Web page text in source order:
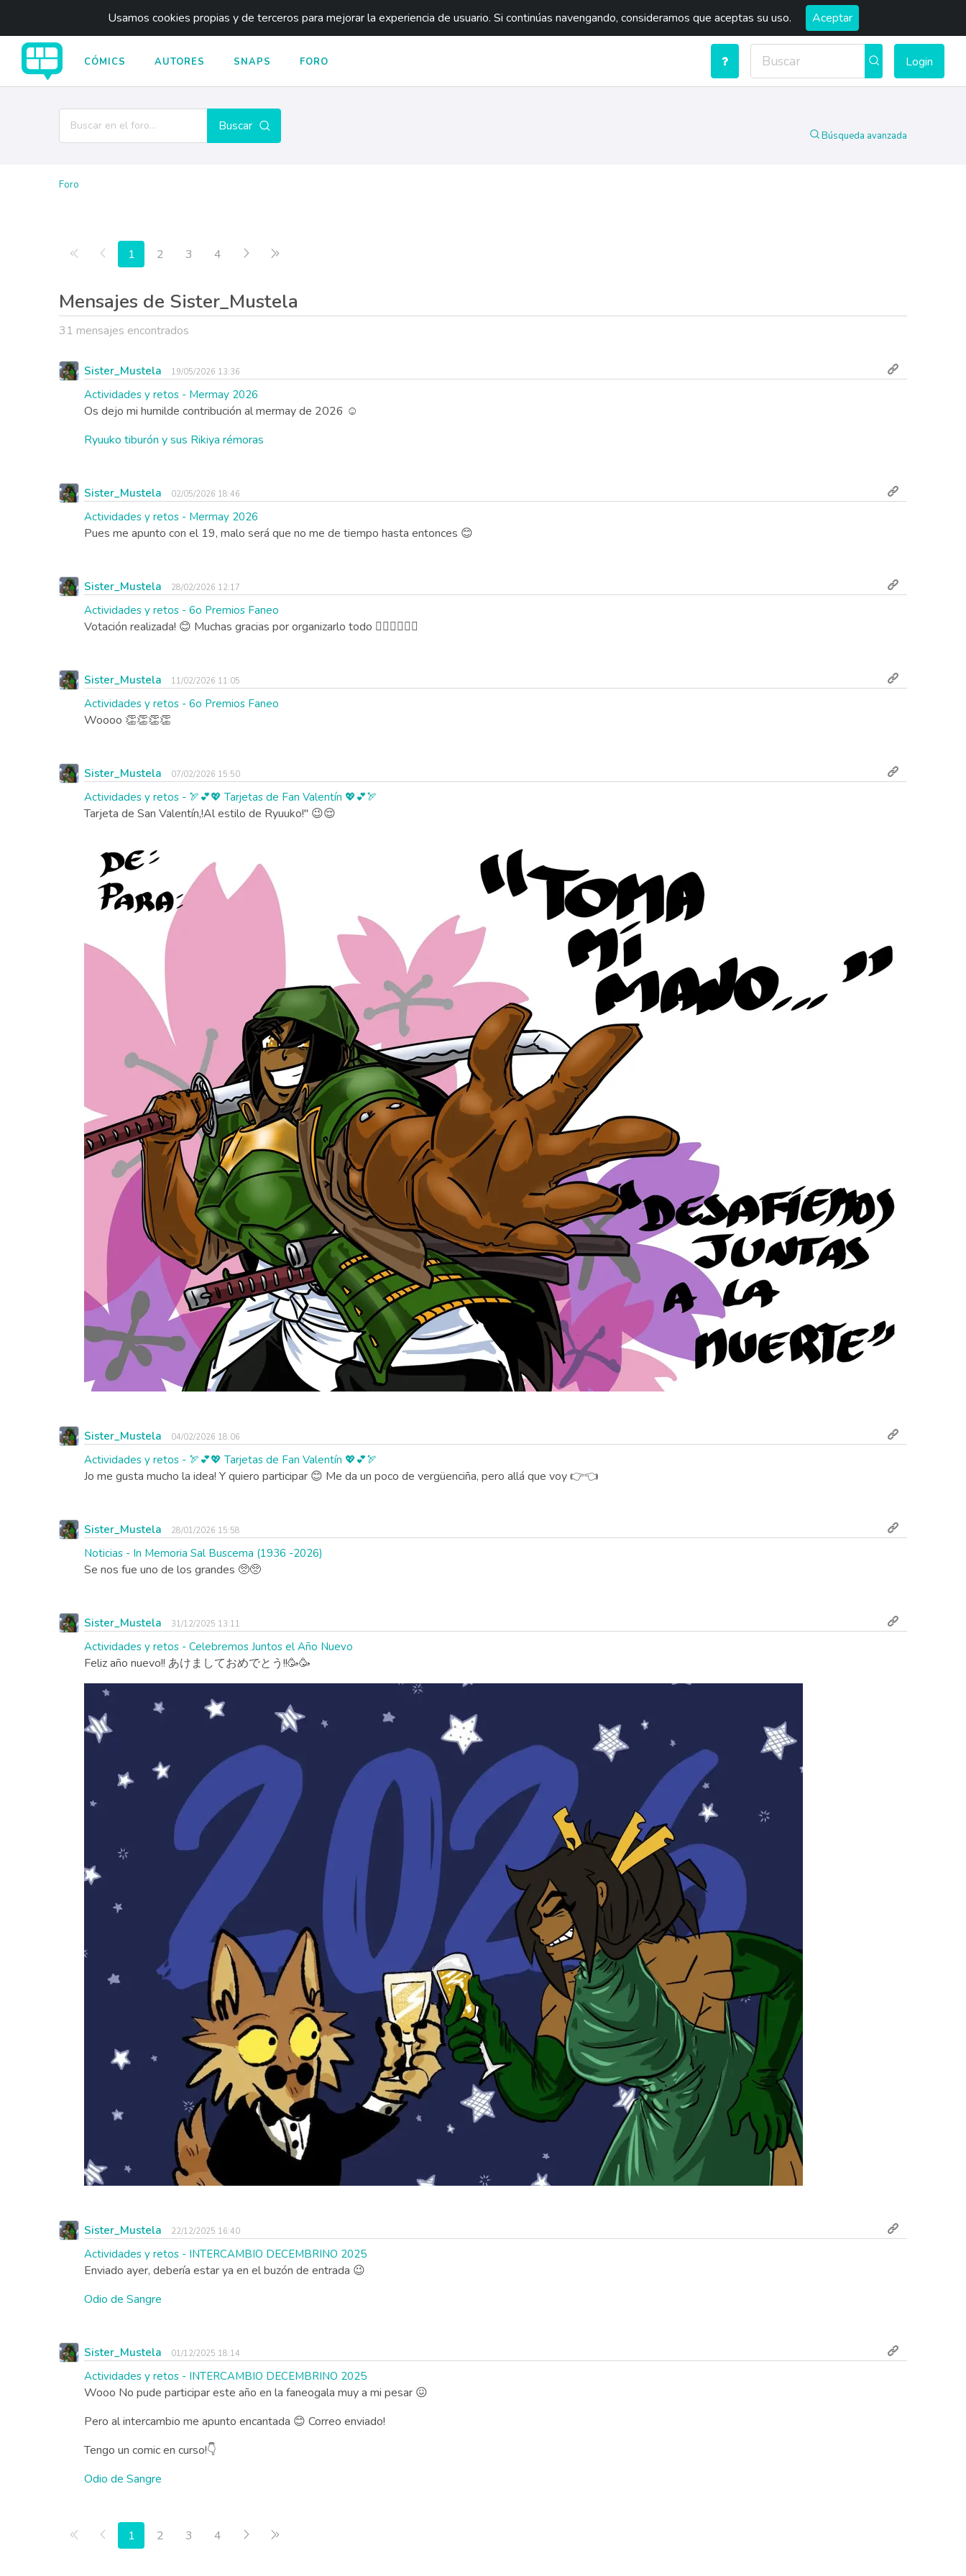
Usamos cookies propias y de terceros para mejorar la experiencia de usuario. Si continúas navengando, consideramos que aceptas su uso. Aceptar
CÓMICS AUTORES SNAPS FORO Login
Buscar
Búsqueda avanzada
Foro
Primera página
Anterior
1 2 3 4 Siguiente
Mensajes de Sister_Mustela
31 mensajes encontrados
Sister_Mustela 19/05/2026 13:36
Actividades y retos - Mermay 2026
Os dejo mi humilde contribución al mermay de 2026 ☺️
Ryuuko tiburón y sus Rikiya rémoras
Sister_Mustela 02/05/2026 18:46
Actividades y retos - Mermay 2026
Pues me apunto con el 19, malo será que no me de tiempo hasta entonces 😊
Sister_Mustela 28/02/2026 12:17
Actividades y retos - 6o Premios Faneo
Votación realizada! 😊 Muchas gracias por organizarlo todo 🙇🏻‍♀️🙇🏻‍♀️
Sister_Mustela 11/02/2026 11:05
Actividades y retos - 6o Premios Faneo
Woooo 👏👏👏👏
Sister_Mustela 07/02/2026 15:50
Actividades y retos - 🏹💕💖 Tarjetas de Fan Valentín 💖💕🏹
Tarjeta de San Valentín,!Al estilo de Ryuuko!" 😉😌
Sister_Mustela 04/02/2026 18:06
Actividades y retos - 🏹💕💖 Tarjetas de Fan Valentín 💖💕🏹
Jo me gusta mucho la idea! Y quiero participar 😊 Me da un poco de vergüenciña, pero allá que voy 👉👈
Sister_Mustela 28/01/2026 15:58
Noticias - In Memoria Sal Buscema (1936 -2026)
Se nos fue uno de los grandes 🥺🥺
Sister_Mustela 31/12/2025 13:11
Actividades y retos - Celebremos Juntos el Año Nuevo
Feliz año nuevo!! あけましておめでとう!!🥳🥳
Sister_Mustela 22/12/2025 16:40
Actividades y retos - INTERCAMBIO DECEMBRINO 2025
Enviado ayer, debería estar ya en el buzón de entrada 😉
Odio de Sangre
Sister_Mustela 01/12/2025 18:14
Actividades y retos - INTERCAMBIO DECEMBRINO 2025
Wooo No pude participar este año en la faneogala muy a mi pesar 😖
Pero al intercambio me apunto encantada 😊 Correo enviado!
Tengo un comic en curso!👇
Odio de Sangre
Primera página
Anterior
1 2 3 4 Siguiente